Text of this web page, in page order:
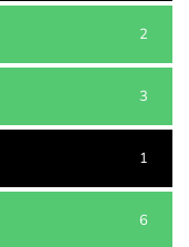
2
3
1
6